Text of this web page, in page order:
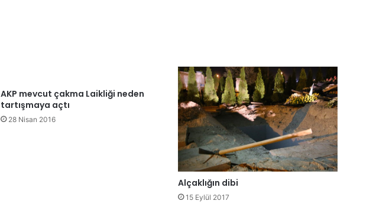
AKP mevcut çakma Laikliği neden
tartışmaya açtı
28 Nisan 2016
Alçaklığın dibi
15 Eylül 2017